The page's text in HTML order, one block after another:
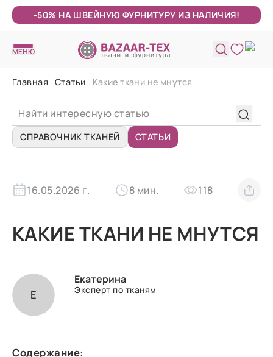
-50% НА ШВЕЙНУЮ ФУРНИТУРУ ИЗ НАЛИЧИЯ!
МЕНЮ
Главная Статьи Какие ткани не мнутся
СПРАВОЧНИК ТКАНЕЙ СТАТЬИ
16.05.2026 г. 8 мин. 118
КАКИЕ ТКАНИ НЕ МНУТСЯ
Е
Екатерина
Эксперт по тканям
Содержание: